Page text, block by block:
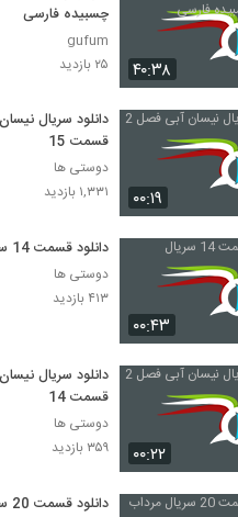
۴۰:۳۸
چسبیده فارسی
gufum
۲۵ بازدید
۰۰:۱۹
قسمت 15
دوستی ها
۱,۳۳۱ بازدید
۰۰:۴۳
دانلود قسمت 14 سریال داوینچیز
دوستی ها
۴۱۳ بازدید
۰۰:۲۲
قسمت 14
دوستی ها
۳۵۹ بازدید
دانلود قسمت 20 سریال مرداب